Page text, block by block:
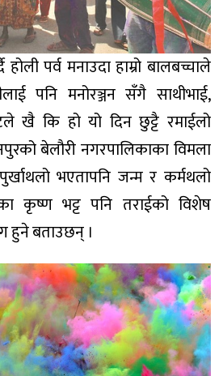
पर्व मनाउदा हाम्रो बालबच्चाले
पनि मनोरञ्जन सँगै साथीभाई,
खै कि हो यो दिन छुट्टै रमाईलो
बेलौरी नगरपालिकाका विमला
भएतापनि जन्म र कर्मथलो
कृष्ण भट्ट पनि तराईको विशेष
हुने बताउछन् ।